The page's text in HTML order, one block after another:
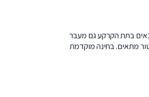
בתת הקרקע גם מעבר
מתאים. בחינה מוקדמת